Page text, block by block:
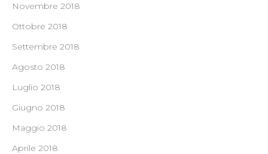
Novembre 2018
Ottobre 2018
Settembre 2018
Agosto 2018
Luglio 2018
Giugno 2018
Maggio 2018
Aprile 2018